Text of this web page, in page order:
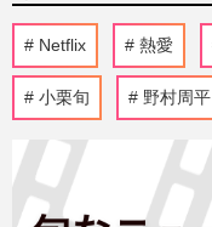
Netflix 熱愛
小栗旬 野村周平